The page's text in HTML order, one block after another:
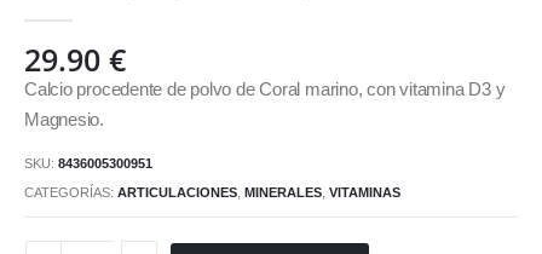
29.90 €
Calcio procedente de polvo de Coral marino, con vitamina D3 y
Magnesio.
SKU: 8436005300951
CATEGORÍAS: ARTICULACIONES MINERALES VITAMINAS